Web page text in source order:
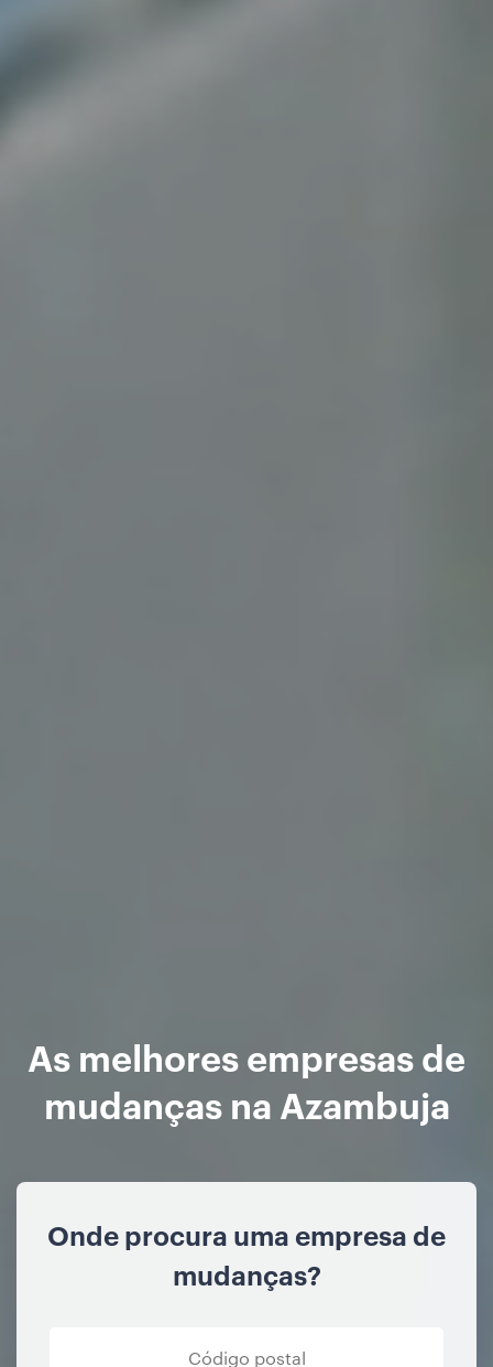
As melhores empresas de
mudanças na Azambuja
Onde procura uma empresa de
mudanças?